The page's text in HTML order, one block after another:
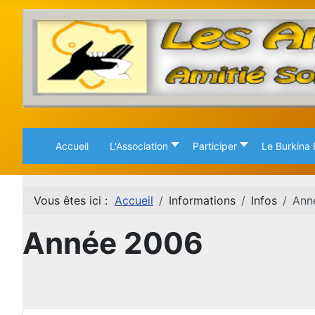
Accueil L'Association Participer Le Burkina
Vous êtes ici : Accueil Informations Infos
Année 2006